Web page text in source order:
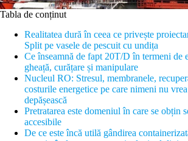
Tabla de conținut
Realitatea dură în ceea ce privește
Split pe vasele de pescuit cu undița
Ce înseamnă de fapt 20T/D în termeni de
gheață, curățare și manipulare
Nucleul RO: Stresul, membranele,
costurile energetice pe care nimeni nu
depășească
Pretratarea este domeniul în care se obțin
accesibile
De ce este încă utilă gândirea